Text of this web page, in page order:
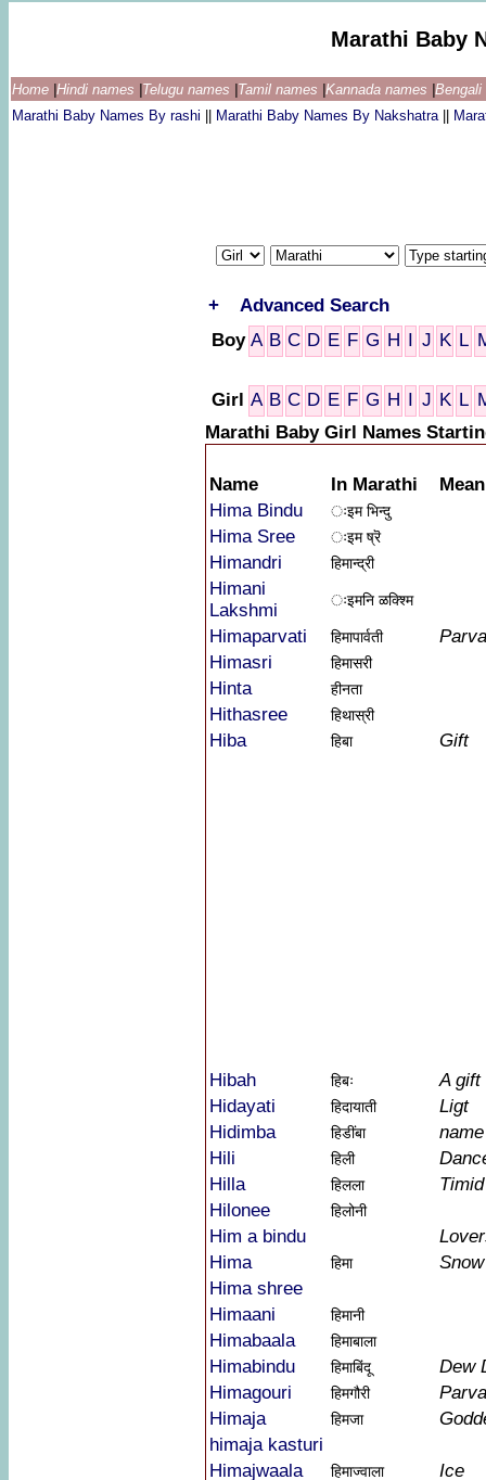
Marathi Baby
Home Hindi names Telugu names Tamil names Kannada names
Marathi Baby Names By rashi
Marathi Baby Names By Nakshatra
+
Advanced Search
Boy A B C D E F G H I J K L
Girl A B C D E F G H I J K L
Marathi Baby Girl Names
Name In Marathi
Hima Bindu
ःइम भिन्दु
Hima Sree ःइम ष्रॆ
Himandri हिमान्द्री
Himani
Lakshmi
ःइमनि ळक्श्मि
Himaparvati हिमापार्वती
Himasri
हिमासरी
Hinta हीनता
Hithasree हिथास्री
Hiba हिबा Gift
Hibah हिबः
A gift
Hidayati
हिदायाती
Ligt
Hidimba
हिडींबा
Hili
हिली
Hilla
हिलला
Timid
Hilonee
हिलोनी
Him a bindu
Hima
हिमा
Snow
Hima shree
Himaani
हिमानी
Himabaala हिमाबाला
Himabindu हिमाबिंदू
Dew
Himagouri
हिमगौरी
Himaja
हिमजा
himaja kasturi
Himajwaala
हिमाज्वाला
Ice